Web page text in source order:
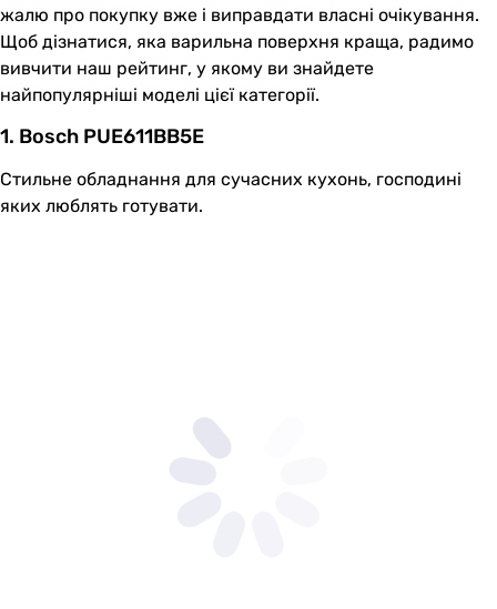
жалю про покупку вже і виправдати власні очікування.
Щоб дізнатися, яка варильна поверхня краща, радимо
вивчити наш рейтинг, у якому ви знайдете
найпопулярніші моделі цієї категорії.
1. Bosch PUE611BB5E
Стильне обладнання для сучасних кухонь, господині
яких люблять готувати.